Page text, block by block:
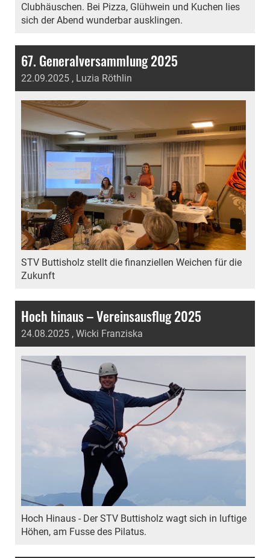
Clubhäuschen. Bei Pizza, Glühwein und Kuchen lies
sich der Abend wunderbar ausklingen.
67. Generalversammlung 2025
22.09.2025 , Luzia Röthlin
STV Buttisholz stellt die finanziellen Weichen für die
Zukunft
Hoch hinaus – Vereinsausflug 2025
24.08.2025 , Wicki Franziska
Hoch Hinaus - Der STV Buttisholz wagt sich in luftige
Höhen, am Fusse des Pilatus.